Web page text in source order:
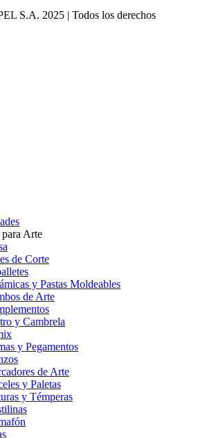
S.A. 2025 | Todos los derechos
Arte
de Corte
y Pastas Moldeables
de Arte
y Cambrela
y Pegamentos
de Arte
y Paletas
y Témperas